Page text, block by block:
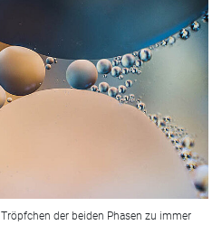
der beiden Phasen zu immer